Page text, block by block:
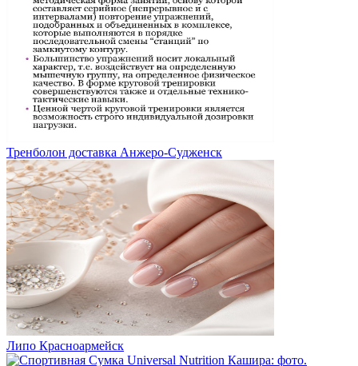
Тренболон доставка Анжеро-Судженск
Липо Красноармейск